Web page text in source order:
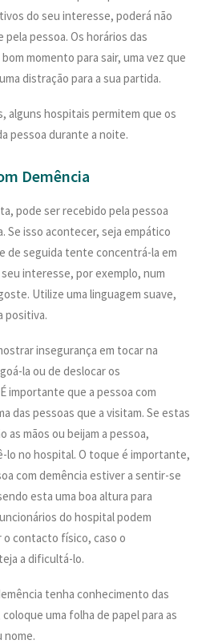
do seu interesse, poderá não
pessoa. Os horários das
momento para sair, uma vez que
distração para a sua partida.
alguns hospitais permitem que os
pessoa durante a noite.
Demência
pode ser recebido pela pessoa
Se isso acontecer, seja empático
de seguida tente concentrá-la em
interesse, por exemplo, num
Utilize uma linguagem suave,
positiva.
insegurança em tocar na
la ou de deslocar os
importante que a pessoa com
das pessoas que a visitam. Se estas
as mãos ou beijam a pessoa,
lo no hospital. O toque é importante,
com demência estiver a sentir-se
esta uma boa altura para
do hospital podem
o contacto físico, caso o
a dificultá-lo.
tenha conhecimento das
uma folha de papel para as
nome.